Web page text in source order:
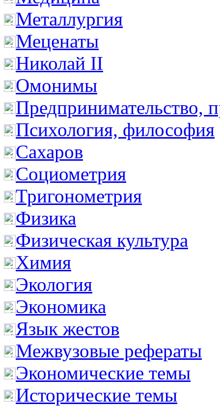
Металлургия
Меценаты
Николай II
Омонимы
Предпринимательство,
Психология, философия
Сахаров
Социометрия
Тригонометрия
Физика
Физическая культура
Химия
Экология
Экономика
Язык жестов
Межвузовые рефераты
Экономические темы
Исторические темы